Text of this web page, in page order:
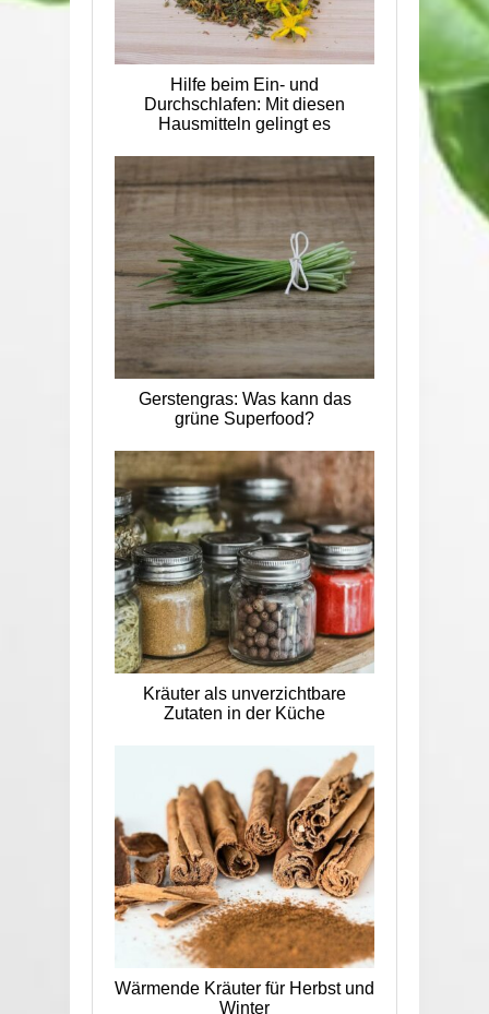
Hilfe beim Ein- und
Durchschlafen: Mit diesen
Hausmitteln gelingt es
Gerstengras: Was kann das
grüne Superfood?
Kräuter als unverzichtbare
Zutaten in der Küche
Wärmende Kräuter für Herbst und
Winter